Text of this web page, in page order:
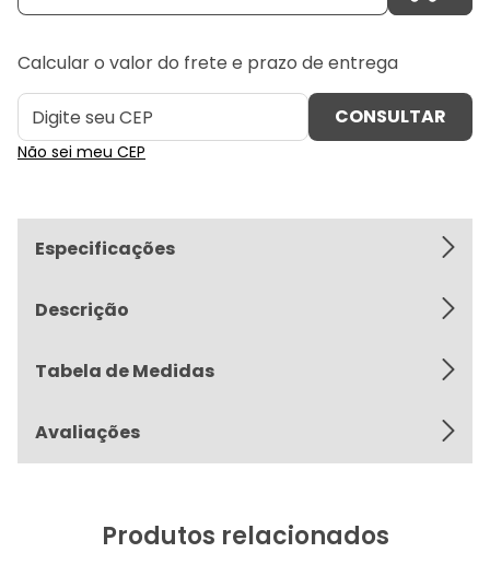
Calcular o valor do frete e prazo de entrega
Não sei meu CEP
Especificações
Descrição
Tabela de Medidas
Avaliações
Produtos relacionados